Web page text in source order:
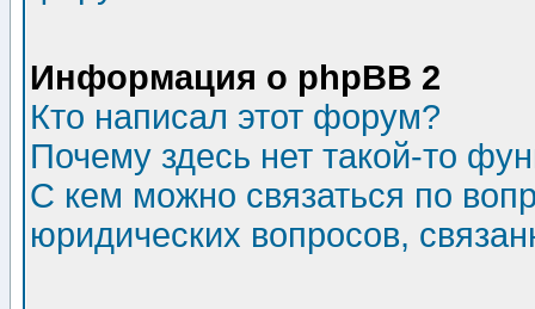
Информация о phpBB 2
Кто написал этот форум?
Почему здесь нет такой-то
С кем можно связаться по
юридических вопросов,